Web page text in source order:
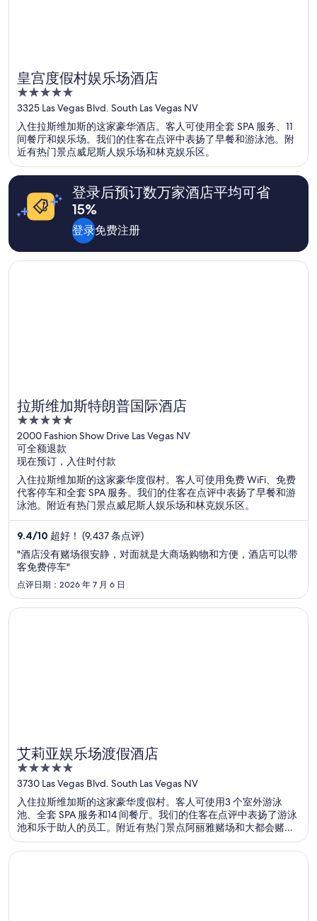
皇宫度假村娱乐场酒店
5
out
of
5
3325 Las Vegas Blvd. South Las Vegas NV
入住拉斯维加斯的这家豪华酒店。客人可使用全套 SPA 服务、11
间餐厅和娱乐场。我们的住客在点评中表扬了早餐和游泳池。附
近有热门景点威尼斯人娱乐场和林克娱乐区。
登录后预订数万家酒店平均可省
15%
登录免费注册
拉斯维加斯特朗普国际酒店
5
out
of
5
2000 Fashion Show Drive Las Vegas NV
可全额退款
现在预订，入住时付款
入住拉斯维加斯的这家豪华度假村。客人可使用免费 WiFi、免费
代客停车和全套 SPA 服务。我们的住客在点评中表扬了早餐和游
泳池。附近有热门景点威尼斯人娱乐场和林克娱乐区。
9.4/10 超好！ (9,437 条点评)
"酒店没有赌场很安静，对面就是大商场购物和方便，酒店可以带
客免费停车"
点评日期：2026 年 7 月 6 日
在新窗口中打开
拉斯维加斯特朗普国际酒店
艾莉亚娱乐场渡假酒店
5
out
of
5
3730 Las Vegas Blvd. South Las Vegas NV
入住拉斯维加斯的这家豪华度假村。客人可使用3 个室外游泳
池、全套 SPA 服务和14 间餐厅。我们的住客在点评中表扬了游泳
池和乐于助人的员工。附近有热门景点阿丽雅赌场和大都会赌
场。
在新窗口中打开
艾莉亚娱乐场渡假酒店
在新窗口中打开
宫殿酒店 - 旧金山奢华系列酒店